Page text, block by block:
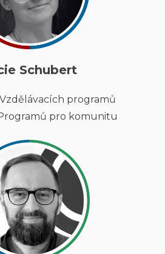
Schubert
programů
pro komunitu